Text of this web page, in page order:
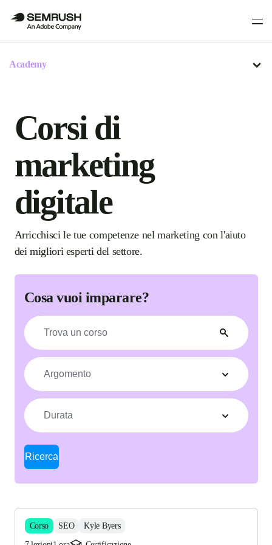
Academy
Corsi di
marketing
digitale
Arricchisci le tue competenze nel marketing con l'aiuto
dei migliori esperti del settore.
Cosa vuoi imparare?
Argomento
Durata
Ricerca
Corso SEO Kyle Byers